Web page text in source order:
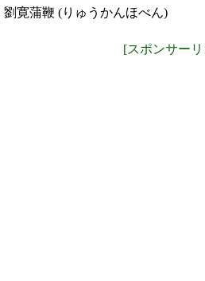
劉寛蒲鞭 (りゅうかんほべん)
[スポンサー